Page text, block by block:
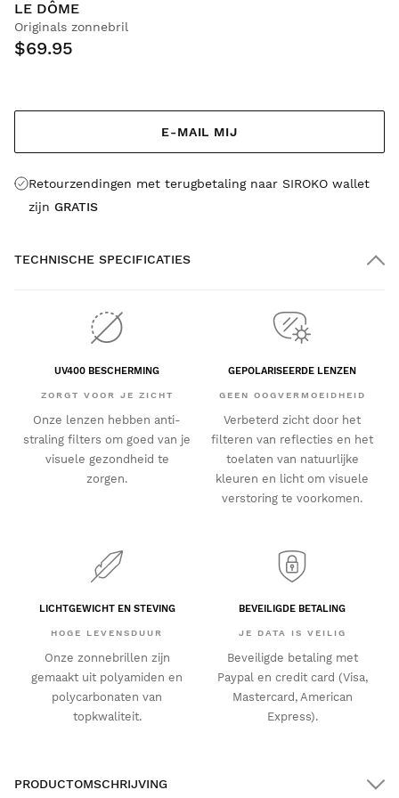
LE DÔME
Originals zonnebril
$69.95
E-MAIL MIJ
Retourzendingen met terugbetaling naar SIROKO wallet
zijn GRATIS
TECHNISCHE SPECIFICATIES
UV400 BESCHERMING
ZORGT VOOR JE ZICHT
Onze lenzen hebben anti-
straling filters om goed van je
visuele gezondheid te
zorgen.
GEPOLARISEERDE LENZEN
GEEN OOGVERMOEIDHEID
Verbeterd zicht door het
filteren van reflecties en het
toelaten van natuurlijke
kleuren en licht om visuele
verstoring te voorkomen.
LICHTGEWICHT EN STEVING
HOGE LEVENSDUUR
Onze zonnebrillen zijn
gemaakt uit polyamiden en
polycarbonaten van
topkwaliteit.
BEVEILIGDE BETALING
JE DATA IS VEILIG
Beveiligde betaling met
Paypal en credit card (Visa,
Mastercard, American
Express).
PRODUCTOMSCHRIJVING